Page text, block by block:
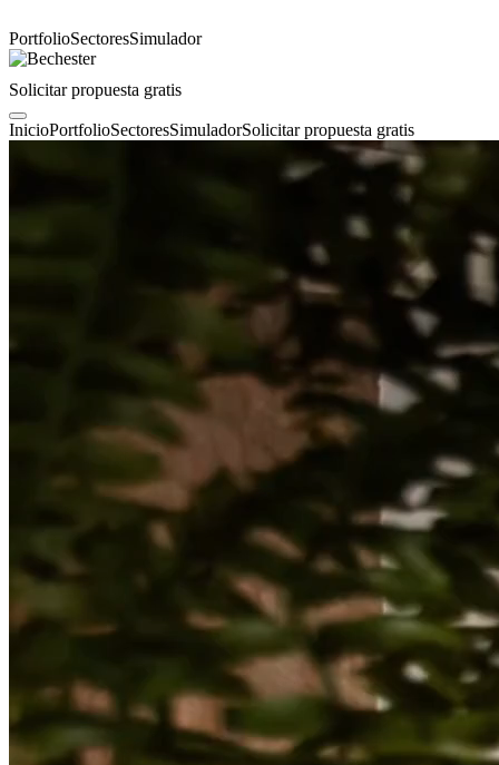
PortfolioSectoresSimulador
Solicitar propuesta gratis
InicioPortfolioSectoresSimuladorSolicitar propuesta gratis